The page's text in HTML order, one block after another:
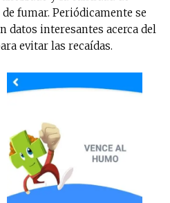
fumar. Periódicamente se
datos interesantes acerca del
evitar las recaídas.